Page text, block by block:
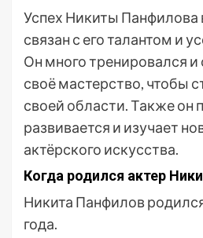
Успех Никиты Панфилова
связан с его талантом и
Он много тренировался
своё мастерство, чтобы
своей области. Также он
развивается и изучает
актёрского искусства.
Когда родился актер
Никита Панфилов
года.